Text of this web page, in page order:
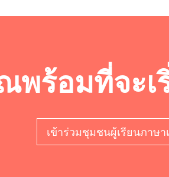
พร้อมที่จะเ
เข้าร่วมชุมชนผู้เรียนภาษา